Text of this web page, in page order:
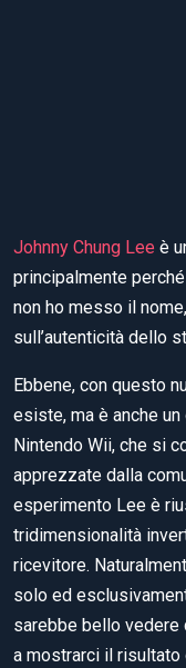
Johnny Chung Lee è
principalmente
non ho messo il
sull’autenticità dello
Ebbene, con questo
esiste, ma è anche
Nintendo Wii, che si
apprezzate dalla
esperimento Lee è
tridimensionalità
ricevitore.
solo ed
sarebbe bello vedere
a mostrarci il risultato